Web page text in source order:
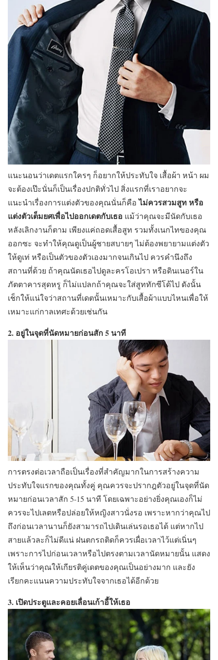
แนะนอนว่าเดตแรกใครๆ ก็อยากให้ประทับใจ เสื้อผ้า หน้า ผม
จะต้องเป๊ะนั่นก็เป็นเรื่องปกติทั่วไป สิ่งแรกที่เราอยากจะ
แนะนำเรื่องการแต่งตัวของคุณนั่นก็คือไม่ควรสวมสูท หรือ
แต่งตัวเต็มยศเพื่อไปออกเดตกับเธอ แม้ว่าคุณจะมีนัดกับเธอ
หลังเลิกงานก็ตาม เพียงแค่ถอดเสื้อสูท รวมทั้งเนกไทของคุณ
ออกซะ จะทำให้คุณดูเป็นผู้ชายสบายๆ ไม่ต้องพยายามแต่งตัว
ให้ดูเท่ หรือเป็นตัวของตัวเองมากจนเกินไป ควรคำนึงถึง
สถานที่ด้วย ถ้าคุณนัดเธอไปดูละครโอเปรา หรือดินเนอร์ใน
ภัตตาคารสุดหรู ก็ไม่แปลกถ้าคุณจะใส่สูททักซีโด้ไป ดังนั้น
เช็กให้แน่ใจว่าสถานที่เดตนั้นเหมาะกับเสื้อผ้าแบบไหนเพื่อให้
เหมาะแก่กาลเทศะด้วยเช่นกัน
2. อยู่ในจุดที่นัดหมายก่อนสัก 5 นาที
การตรงต่อเวลาถือเป็นเรื่องที่สำคัญมากในการสร้างความ
ประทับใจแรกของคุณทั้งคู่ คุณควรจะปรากฎตัวอยู่ในจุดที่นัด
หมายก่อนเวลาสัก 5-15 นาที โดยเฉพาะอย่างยิ่งคุณเองก็ไม่
ควรจะไปเลตหรือปล่อยให้หญิงสาวนั่งรอ เพราะหากว่าคุณไป
ถึงก่อนเวลานานก็ยังสามารถไปเดินเล่นรอเธอได้ แต่หากไป
สายแล้วละก็ไม่ดีแน่ ฝนตกรถติดก็ควรเผื่อเวลาไว้แต่เนิ่นๆ
เพราะการไปก่อนเวลาหรือไปตรงตามเวลานัดหมายนั้น แสดง
ให้เห็นว่าคุณให้เกียรติคู่เดตของคุณเป็นอย่างมาก และยัง
เรียกคะแนนความประทับใจจากเธอได้อีกด้วย
3. เปิดประตูและคอยเลื่อนเก้าอี้ให้เธอ